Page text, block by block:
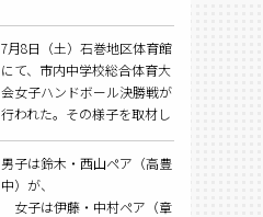
7月8日（土）石巻地区体育館
にて、市内中学校総合体育大
会女子ハンドボール決勝戦が
行われた。その様子を取材し
男子は鈴木・西山ペア（高豊
中）が、
女子は伊藤・中村ペア（章